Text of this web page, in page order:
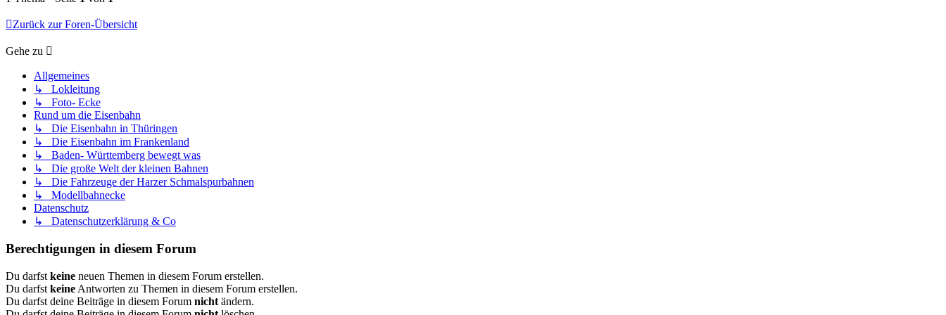
Zurück zur Foren-Übersicht
Gehe zu
Allgemeines
↳ Lokleitung
↳ Foto- Ecke
Rund um die Eisenbahn
↳ Die Eisenbahn in Thüringen
↳ Die Eisenbahn im Frankenland
↳ Baden- Württemberg bewegt was
↳ Die große Welt der kleinen Bahnen
↳ Die Fahrzeuge der Harzer Schmalspurbahnen
↳ Modellbahnecke
Datenschutz
↳ Datenschutzerklärung & Co
Berechtigungen in diesem Forum
Du darfst keine neuen Themen in diesem Forum erstellen.
Du darfst keine Antworten zu Themen in diesem Forum erstellen.
Du darfst deine Beiträge in diesem Forum nicht ändern.